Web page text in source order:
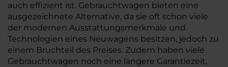
auch effizient ist. Gebrauchtwagen bieten eine
ausgezeichnete Alternative, da sie oft schon viele
der modernen Ausstattungsmerkmale und
Technologien eines Neuwagens besitzen, jedoch zu
einem Bruchteil des Preises. Zudem haben viele
Gebrauchtwagen noch eine längere Garantiezeit,